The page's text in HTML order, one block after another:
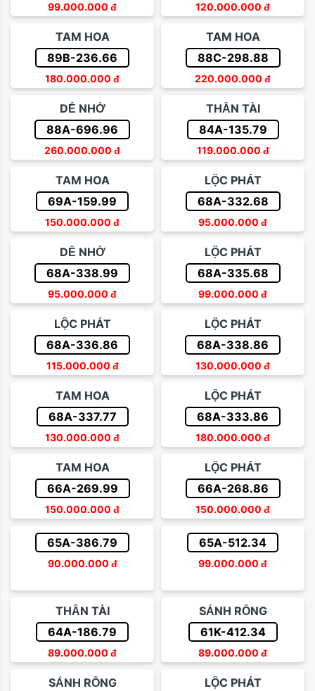
99.000.000 đ 120.000.000 đ
TAM HOA
89B-236.66
180.000.000 đ
TAM HOA
88C-298.88
220.000.000 đ
DỄ NHỚ
88A-696.96
260.000.000 đ
THẦN TÀI
84A-135.79
119.000.000 đ
TAM HOA
69A-159.99
150.000.000 đ
LỘC PHÁT
68A-332.68
95.000.000 đ
DỄ NHỚ
68A-338.99
95.000.000 đ
LỘC PHÁT
68A-335.68
99.000.000 đ
LỘC PHÁT
68A-336.86
115.000.000 đ
LỘC PHÁT
68A-338.86
130.000.000 đ
TAM HOA
68A-337.77
130.000.000 đ
LỘC PHÁT
68A-333.86
180.000.000 đ
TAM HOA
66A-269.99
150.000.000 đ
LỘC PHÁT
66A-268.86
150.000.000 đ
65A-386.79
90.000.000 đ
65A-512.34
99.000.000 đ
THẦN TÀI
64A-186.79
89.000.000 đ
SẢNH RỒNG
61K-412.34
89.000.000 đ
SẢNH RỒNG
LỘC PHÁT